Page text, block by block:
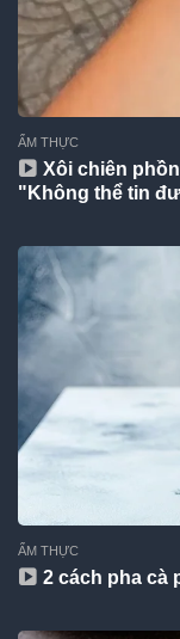
ẨM THỰC
Xôi chiên
"Không thể tin
ẨM THỰC
2 cách pha cà